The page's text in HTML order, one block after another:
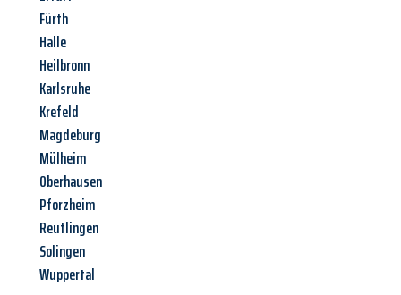
Fürth
Halle
Heilbronn
Karlsruhe
Krefeld
Magdeburg
Mülheim
Oberhausen
Pforzheim
Reutlingen
Solingen
Wuppertal